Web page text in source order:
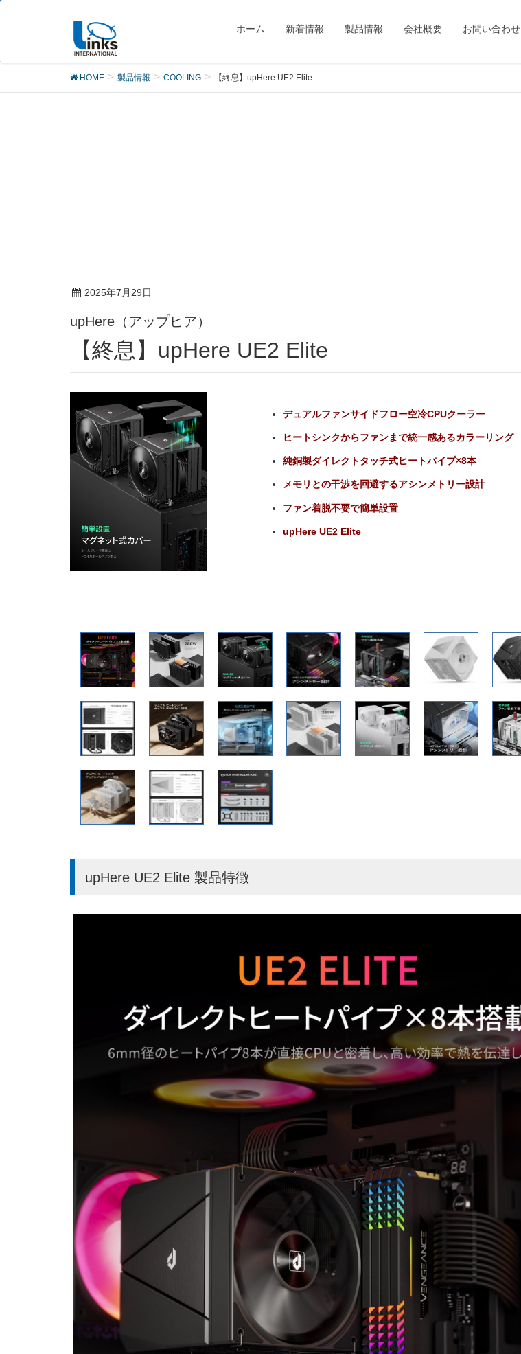
ホーム 新着情報 製品情報 会社概要 お問い合わせ
製品
HOME 製品情報 COOLING 【終息】upHere UE2 Elite
2025年7月29日
upHere（アップヒア）
【終息】upHere UE2 Elite
デュアルファンサイドフロー空冷CPUクーラー
ヒートシンクからファンまで統一感あるカラーリング
純銅製ダイレクトタッチ式ヒートパイプ×8本
メモリとの干渉を回避するアシンメトリー設計
ファン着脱不要で簡単設置
upHere UE2 Elite
upHere UE2 Elite 製品特徴